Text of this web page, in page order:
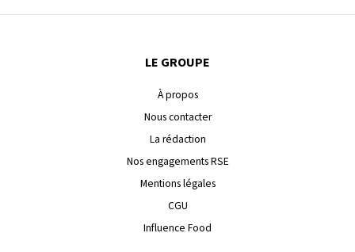
LE GROUPE
À propos
Nous contacter
La rédaction
Nos engagements RSE
Mentions légales
CGU
Influence Food